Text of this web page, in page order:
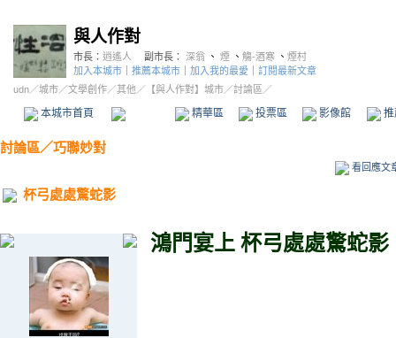
與人作對
市長： 逍遙人 副市長： 深翁 、 煙 、 觴-酒寒 、 煙村
加入本城市
推薦本城市 加入我的最愛
訂閱最新文章
udn／城市／文學創作／其他 ／ 【與人作對】城市／討論區／
本城市首頁 精華區 投票區 影像館
討論區／巧聯妙對
看回應文
杯弓處處驚蛇影
鴻門宴上 杯弓處處驚蛇影